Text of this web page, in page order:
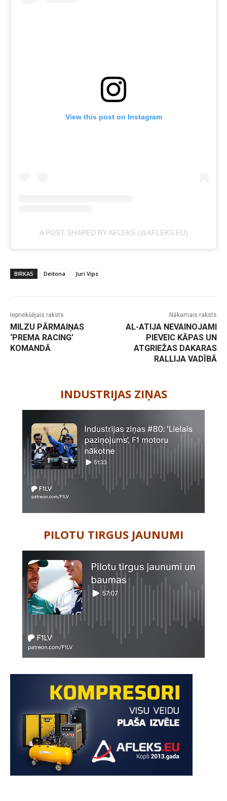
View this post on Instagram
A POST SHARED BY AFLEKS (@AFLEKS.EU)
BIRKAS Deitona Juri Vips
Iepriekšējais raksts
MILZU PĀRMAIŅAS
‘PREMA RACING’
KOMANDĀ
Nākamais raksts
AL-ATIJA NEVAINOJAMI
PIEVEIC KĀPAS UN
ATGRIEŽAS DAKARAS
RALLIJA VADĪBĀ
INDUSTRIJAS ZIŅAS
PILOTU TIRGUS JAUNUMI